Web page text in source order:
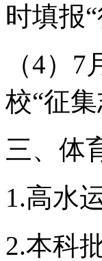
时填报“
（4）
校“征集
三、体
1.高水
2.本科